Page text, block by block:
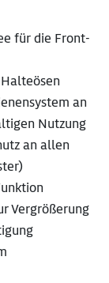
für die Front-
an
Nutzung
an allen
Vergrößerung